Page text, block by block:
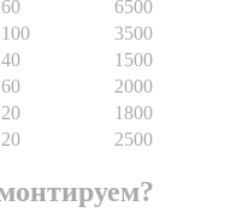
60
6500
100
3500
40
1500
60
2000
20
1800
20 2500